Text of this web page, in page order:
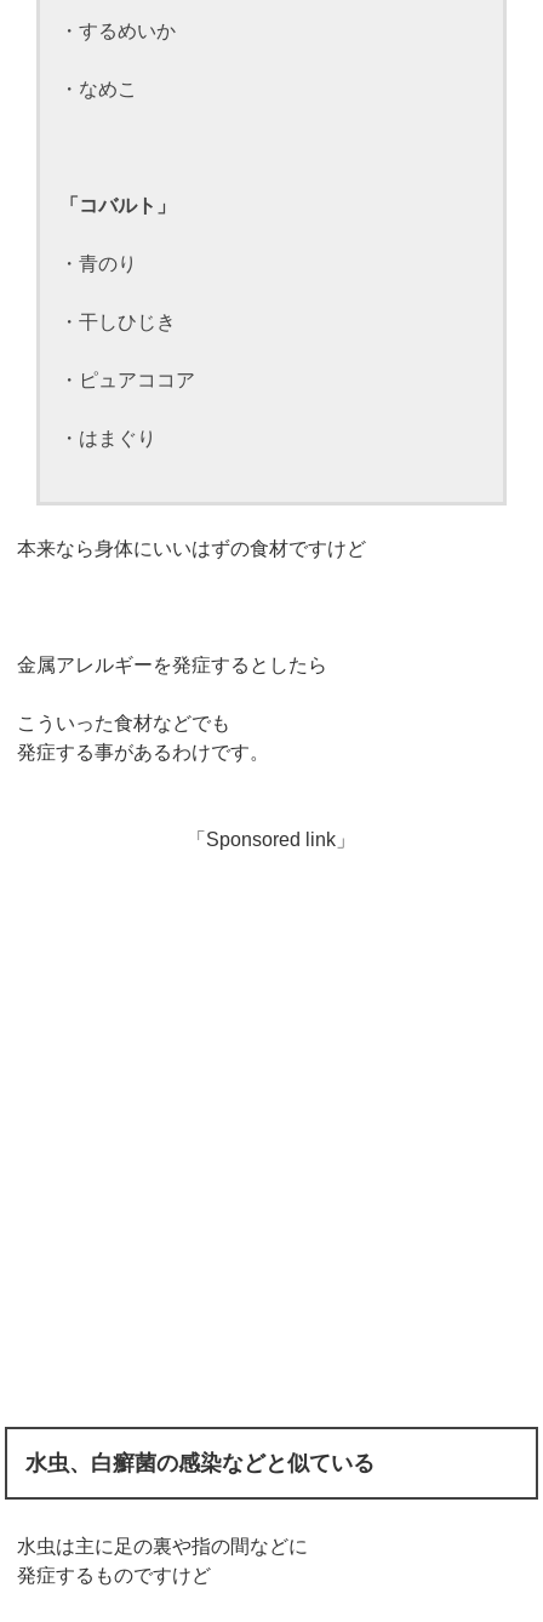
・するめいか
・なめこ
「コバルト」
・青のり
・干しひじき
・ピュアココア
・はまぐり
本来なら身体にいいはずの食材ですけど
金属アレルギーを発症するとしたら
こういった食材などでも
発症する事があるわけです。
「Sponsored link」
水虫、白癬菌の感染などと似ている
水虫は主に足の裏や指の間などに
発症するものですけど